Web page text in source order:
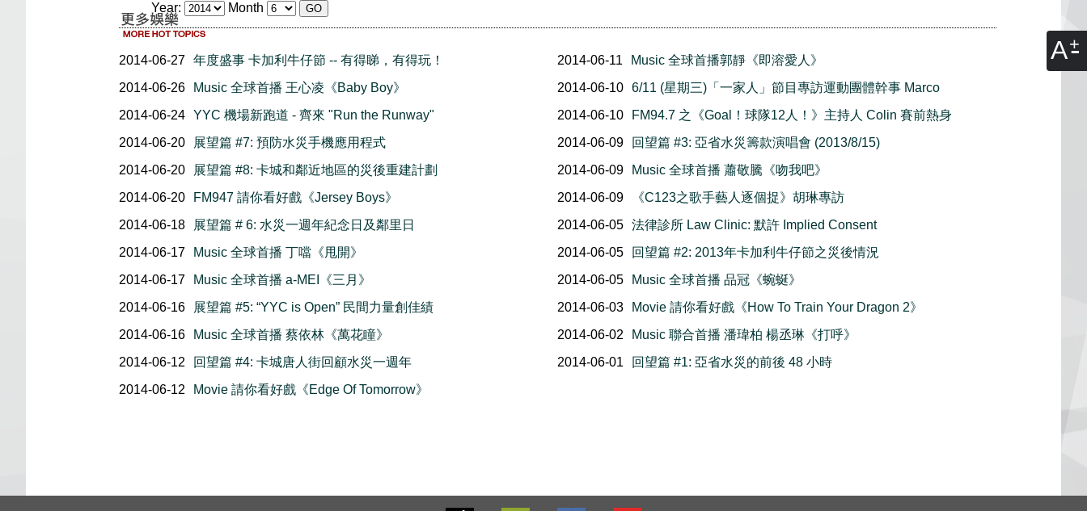
A
Year: Month
2014-06-27 年度盛事 卡加利牛仔節 -- 有得睇，有得玩！
2014-06-26
Music 全球首播 王心凌《Baby Boy》
2014-06-24 YYC 機場新跑道 - 齊來 "Run the Runway"
2014-06-20
展望篇 #7: 預防水災手機應用程式
2014-06-20
展望篇 #8: 卡城和鄰近地區的災後重建計劃
2014-06-20
FM947 請你看好戲《Jersey Boys》
2014-06-18
展望篇 # 6: 水災一週年紀念日及鄰里日
2014-06-17
Music 全球首播 丁噹《甩開》
2014-06-17
Music 全球首播 a-MEI《三月》
2014-06-16
展望篇 #5: “YYC is Open” 民間力量創佳績
2014-06-16
Music 全球首播 蔡依林《萬花瞳》
2014-06-12
回望篇 #4: 卡城唐人街回顧水災一週年
2014-06-12
Movie 請你看好戲《Edge Of Tomorrow》
2014-06-11
Music 全球首播郭靜《即溶愛人》
2014-06-10
6/11 (星期三)「一家人」節目專訪運動團體幹事 Marco
2014-06-10
FM94.7 之《Goal！球隊12人！》主持人 Colin 賽前熱身
2014-06-09
回望篇 #3: 亞省水災籌款演唱會 (2013/8/15)
2014-06-09
Music 全球首播 蕭敬騰《吻我吧》
2014-06-09
《C123之歌手藝人逐個捉》胡琳專訪
2014-06-05
法律診所 Law Clinic: 默許 Implied Consent
2014-06-05
回望篇 #2: 2013年卡加利牛仔節之災後情況
2014-06-05
Music 全球首播 品冠《蜿蜒》
2014-06-03
Movie 請你看好戲《How To Train Your Dragon 2》
2014-06-02
Music 聯合首播 潘瑋柏 楊丞琳《打呼》
2014-06-01
回望篇 #1: 亞省水災的前後 48 小時